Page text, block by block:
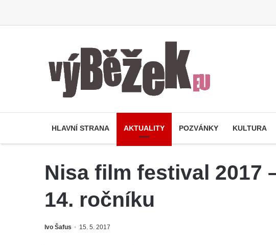
HLAVNÍ STRANA AKTUALITY POZVÁNKY KULTURA
Nisa film festival 2017
14. ročníku
Ivo Šafus 15. 5. 2017